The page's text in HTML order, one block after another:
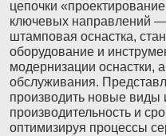
цепочки
ключевых направлений
штамповая оснастка,
оборудование и
модернизации оснастки,
обслуживания.
производить новые виды
производительность и
оптимизируя процессы